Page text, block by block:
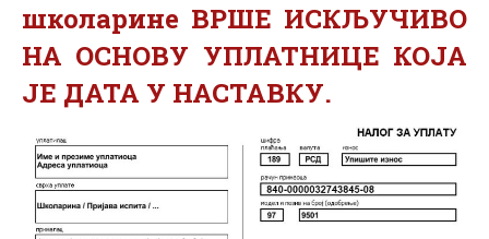
школарине ВРШЕ ИСКЉУЧИВО
НА ОСНОВУ УПЛАТНИЦЕ КОЈА
ЈЕ ДАТА У НАСТАВКУ.